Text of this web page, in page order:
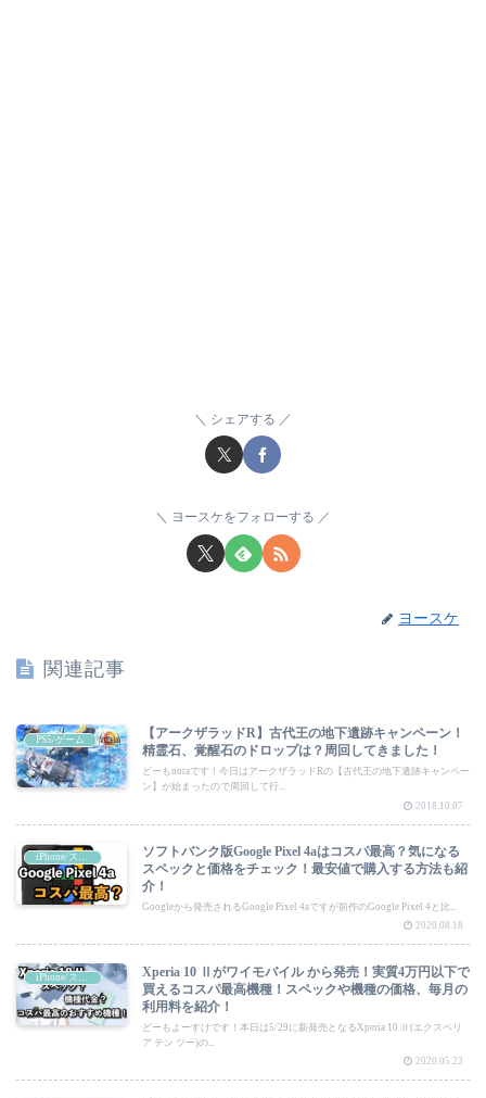
シェアする
ヨースケをフォローする
ヨースケ
関連記事
PS5/ゲーム
【アークザラッドR】古代王の地下遺跡キャンペーン！
精霊石、覚醒石のドロップは？周回してきました！
どーもnoraです！今日はアークザラッドRの【古代王の地下遺跡キャンペー
ン】が始まったので周回して行...
2018.10.07
iPhone/スマートフォン
ソフトバンク版Google Pixel 4aはコスパ最高？気になる
スペックと価格をチェック！最安値で購入する方法も紹
介！
Googleから発売されるGoogle Pixel 4aですが前作のGoogle Pixel 4と比...
2020.08.18
Xperia 10 Ⅱがワイモバイル から発売！実質4万円以下で
買えるコスパ最高機種！スペックや機種の価格、毎月の
利用料を紹介！
どーもよーすけです！本日は5/29に新発売となるXperia 10 Ⅱ(エクスペリ
ア テン ツー)の...
2020.05.23